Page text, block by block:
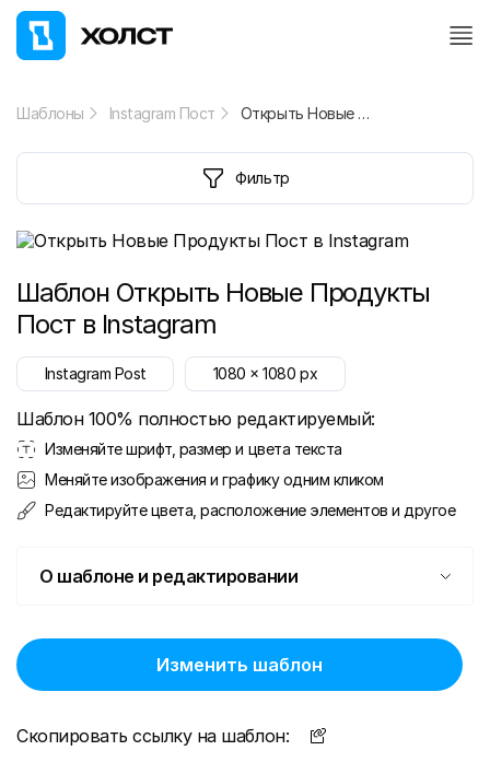
Шаблоны Instagram Пост Открыть Новые Продукты Пост в Instagram
Фильтр
Шаблон Открыть Новые Продукты
Пост в Instagram
Instagram Post 1080 x1080 px
Шаблон 100% полностью редактируемый:
Изменяйте шрифт, размер и цвета текста
Меняйте изображения и графику одним кликом
Редактируйте цвета, расположение элементов и другое
О шаблоне и редактировании
Изменить шаблон
Скопировать ссылку на шаблон: